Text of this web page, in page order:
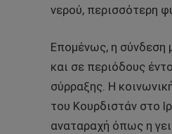
νερού, περισσότερη
Επομένως, η σύνδεση
και σε περιόδους
σύρραξης. Η
του Κουρδιστάν στο
αναταραχή όπως η